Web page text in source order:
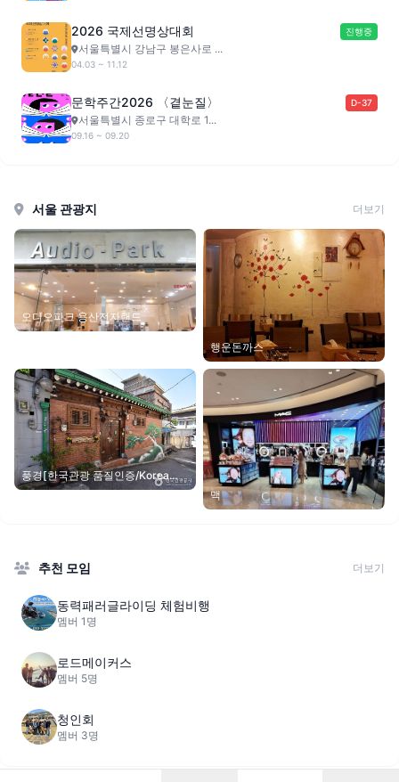
2026 국제선명상대회 진행중
서울특별시 강남구 봉은사로 ...
04.03 ~ 11.12
문학주간2026 〈곁눈질〉 D-37
서울특별시 종로구 대학로 1...
09.16 ~ 09.20
서울 관광지 더보기
오디오파크 용산전자랜드
행운돈까스
풍경[한국관광 품질인증/Korea
Quality]
맥
추천 모임 더보기
동력패러글라이딩 체험비행
멤버 1명
로드메이커스
멤버 5명
청인회
멤버 3명